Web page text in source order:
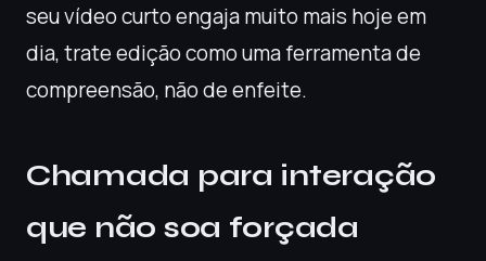
seu vídeo curto engaja muito mais hoje em
dia, trate edição como uma ferramenta de
compreensão, não de enfeite.
Chamada para interação
que não soa forçada